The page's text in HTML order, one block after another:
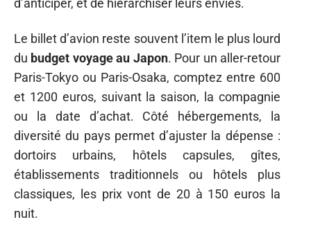
d’anticiper, et de hiérarchiser leurs envies.
Le billet d’avion reste souvent l’item le plus lourd
du budget voyage au Japon. Pour un aller-retour
Paris-Tokyo ou Paris-Osaka, comptez entre 600
et 1200 euros, suivant la saison, la compagnie
ou la date d’achat. Côté hébergements, la
diversité du pays permet d’ajuster la dépense :
dortoirs urbains, hôtels capsules, gîtes,
établissements traditionnels ou hôtels plus
classiques, les prix vont de 20 à 150 euros la
nuit.